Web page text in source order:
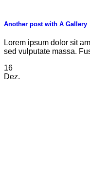
Another post with A Gallery
Lorem ipsum dolor sit
sed vulputate massa.
16
Dez.